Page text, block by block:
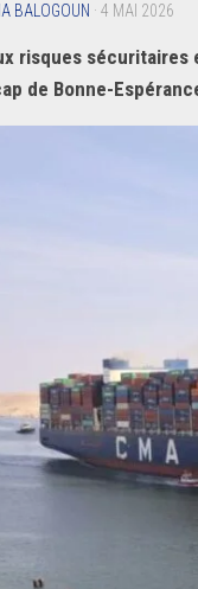
BALOGOUN · 4 MAI 2026
risques
de Bonne-